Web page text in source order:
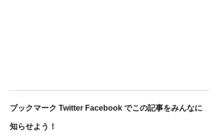
ブックマーク Twitter Facebook でこの記事をみんなに
知らせよう！